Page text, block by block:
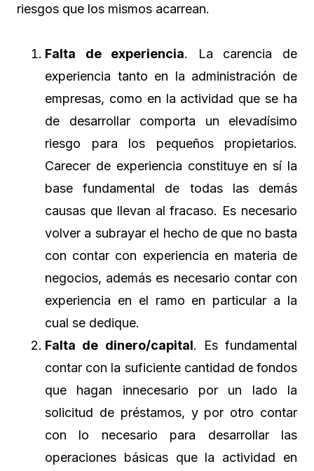
riesgos que los mismos acarrean.
Falta de experiencia. La carencia de
experiencia tanto en la administración de
empresas, como en la actividad que se ha
de desarrollar comporta un elevadísimo
riesgo para los pequeños propietarios.
Carecer de experiencia constituye en sí la
base fundamental de todas las demás
causas que llevan al fracaso. Es necesario
volver a subrayar el hecho de que no basta
con contar con experiencia en materia de
negocios, además es necesario contar con
experiencia en el ramo en particular a la
cual se dedique.
Falta de dinero/capital. Es fundamental
contar con la suficiente cantidad de fondos
que hagan innecesario por un lado la
solicitud de préstamos, y por otro contar
con lo necesario para desarrollar las
operaciones básicas que la actividad en